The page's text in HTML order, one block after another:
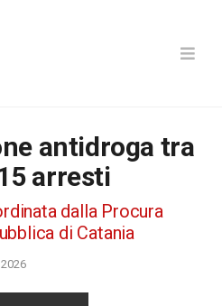
antidroga tra
arresti
dalla Procura
di Catania